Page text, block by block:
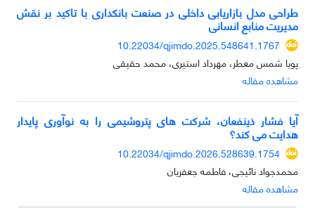
طراحی مدل بازاریابی داخلی در صنعت بانکداری با تاکید بر نقش
مدیریت منابع انسانی
10.22034/qjimdo.2025.548641.1767
پویا شمس معطر، مهرداد استیری، محمد حقیقی
مشاهده مقاله
آیا فشار ذینفعان، شرکت های پتروشیمی را به نوآوری پایدار
هدایت می کند؟
10.22034/qjimdo.2026.528639.1754
محمدجواد نائیجی، فاطمه جعفریان
مشاهده مقاله